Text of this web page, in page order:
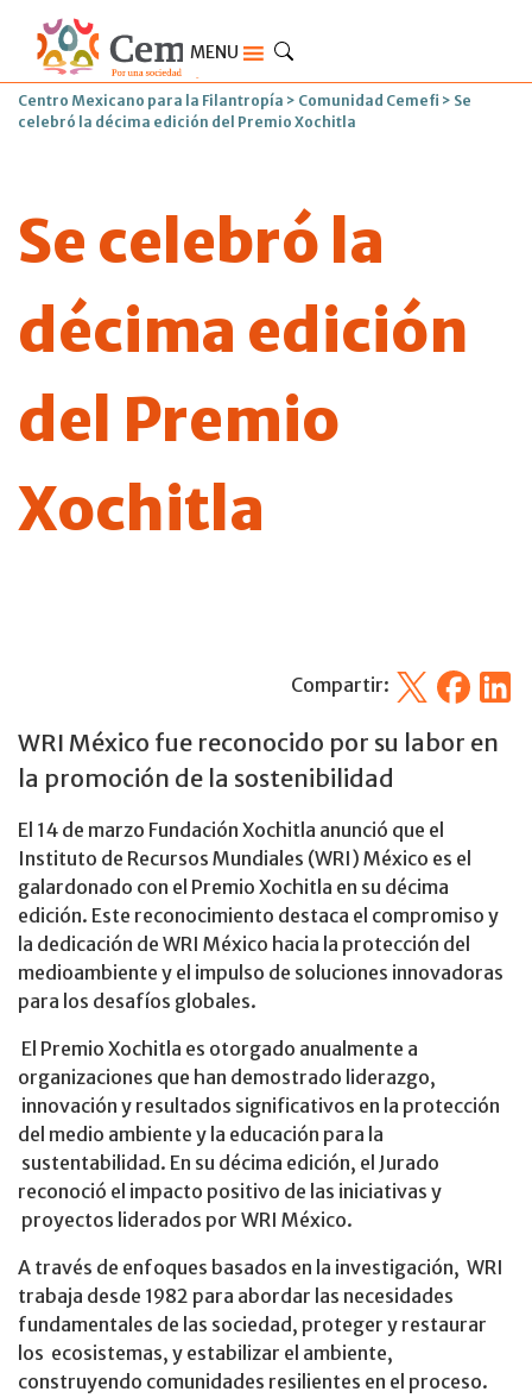
MENU
Centro Mexicano para la Filantropía > Comunidad Cemefi > Se
celebró la décima edición del Premio Xochitla
Se celebró la
décima edición
del Premio
Xochitla
Compartir: X Facebook
WRI México fue reconocido por su labor en
la promoción de la sostenibilidad
El 14 de marzo Fundación Xochitla anunció que el
Instituto de Recursos Mundiales (WRI) México es el
galardonado con el Premio Xochitla en su décima
edición. Este reconocimiento destaca el compromiso y
la dedicación de WRI México hacia la protección del
medioambiente y el impulso de soluciones innovadoras
para los desafíos globales.
El Premio Xochitla es otorgado anualmente a
organizaciones que han demostrado liderazgo,
innovación y resultados significativos en la protección
del medio ambiente y la educación para la
sustentabilidad. En su décima edición, el Jurado
reconoció el impacto positivo de las iniciativas y
proyectos liderados por WRI México.
A través de enfoques basados en la investigación, WRI
trabaja desde 1982 para abordar las necesidades
fundamentales de las sociedad, proteger y restaurar
los ecosistemas, y estabilizar el ambiente,
construyendo comunidades resilientes en el proceso.